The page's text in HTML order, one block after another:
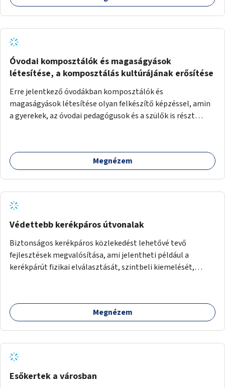
Óvodai komposztálók és magaságyások
létesítése, a komposztálás kultúrájának erősítése
Erre jelentkező óvodákban komposztálók és
magaságyások létesítése olyan felkészítő képzéssel, amin
a gyerekek, az óvodai pedagógusok és a szülők is részt
Megnézem
Védettebb kerékpáros útvonalak
Biztonságos kerékpáros közlekedést lehetővé tevő
fejlesztések megvalósítása, ami jelentheti például a
kerékpárút fizikai elválasztását, szintbeli kiemelését,
vagy akár egyes egyirányú utcák megnyitását
szembeforgalmú kerékpározásra.
Megnézem
Esőkertek a városban